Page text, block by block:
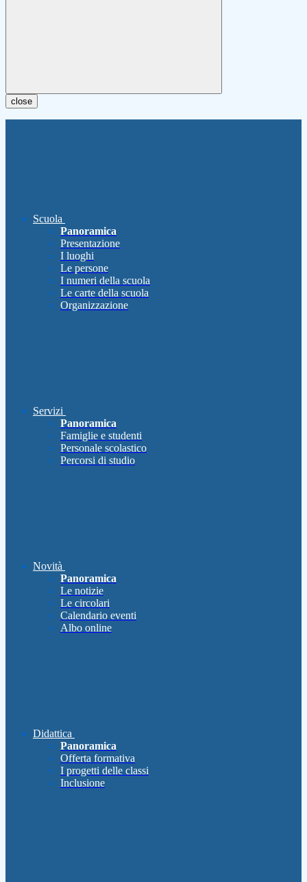
close
Scuola
Panoramica
Presentazione
I luoghi
Le persone
I numeri della scuola
Le carte della scuola
Organizzazione
Servizi
Panoramica
Famiglie e studenti
Personale scolastico
Percorsi di studio
Novità
Panoramica
Le notizie
Le circolari
Calendario eventi
Albo online
Didattica
Panoramica
Offerta formativa
I progetti delle classi
Inclusione